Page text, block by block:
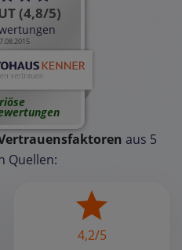
(4,8/5)
aus 5
Quellen:
4,2/5